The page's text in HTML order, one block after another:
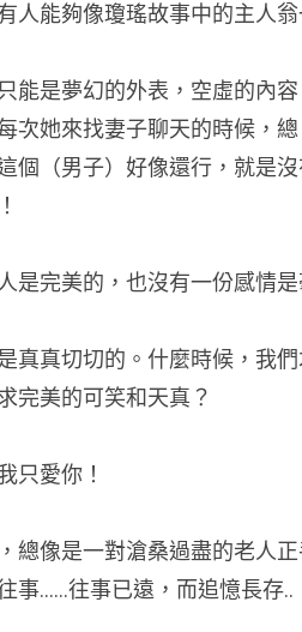
人能夠像瓊瑤故事中的主人
能是夢幻的外表，空虛的內
次她來找妻子聊天的時候，總
個（男子）好像還行，就是
是完美的，也沒有一份感情是
真真切切的。什麼時候，我
完美的可笑和天真？
只愛你！
總像是一對滄桑過盡的老人
事……往事已遠，而追憶長存..